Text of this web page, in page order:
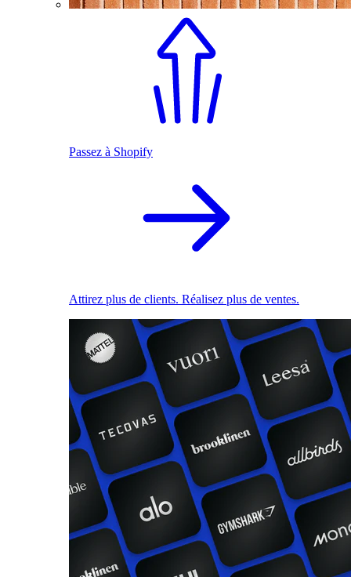
Passez à Shopify
Attirez plus de clients. Réalisez plus de ventes.